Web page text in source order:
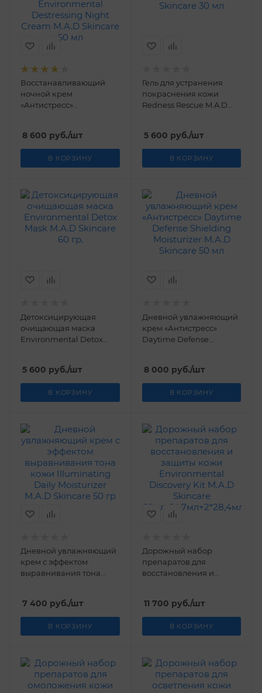
Восстанавливающий
ночной крем
«Антистресс»
M.A.D Skincare 50 мл
8 600 руб./шт
В КОРЗИНУ
Гель для устранения
покраснения кожи
Redness Rescue M.A.D
5 600 руб./шт
В КОРЗИНУ
Детоксицирующая
очищающая маска
Environmental Detox
5 600 руб./шт
В КОРЗИНУ
Дневной увлажняющий
крем «Антистресс»
Daytime Defense
8 000 руб./шт
В КОРЗИНУ
Дневной увлажняющий
крем с эффектом
выравнивания тона
Skincare 50 гр
7 400 руб./шт
В КОРЗИНУ
Дорожный набор
препаратов для
восстановления и
Kit M.A.D Skincare
60мл+14,7мл+2*28,4мл
11 700 руб./шт
В КОРЗИНУ